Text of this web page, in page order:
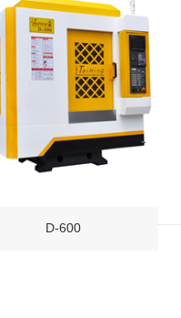
D-600